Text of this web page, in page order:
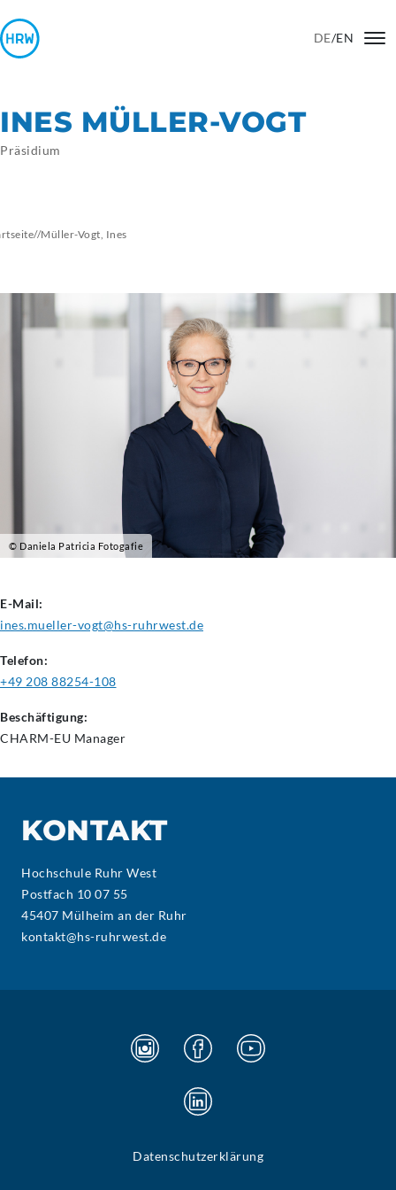
DE/EN
INES MÜLLER-VOGT
Präsidium
//Müller-Vogt, Ines
© Daniela Patricia Fotogafie
E-Mail:
ines.mueller-vogt@hs-ruhrwest.de
Telefon:
+49 208 88254-108
Beschäftigung:
CHARM-EU Manager
KONTAKT
Hochschule Ruhr West
Postfach 10 07 55
45407 Mülheim an der Ruhr
kontakt@hs-ruhrwest.de
Datenschutzerklärung